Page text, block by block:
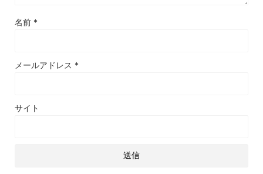
名前 *
メールアドレス *
サイト